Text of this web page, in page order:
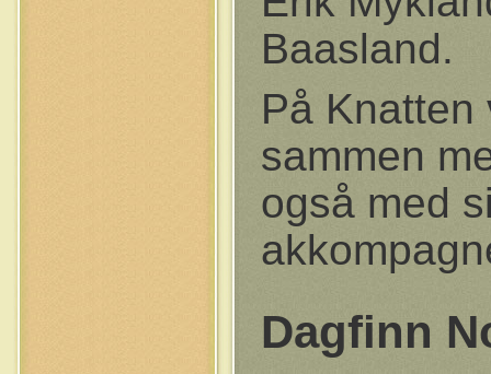
Baasland.
På
sammen
også med
Dagfinn